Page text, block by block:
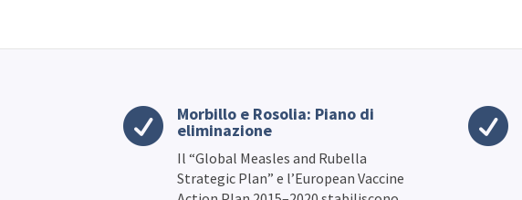
 Morbillo e Rosolia: Piano di
eliminazione
Il “Global Measles and Rubella
Strategic Plan” e l’European Vaccine
